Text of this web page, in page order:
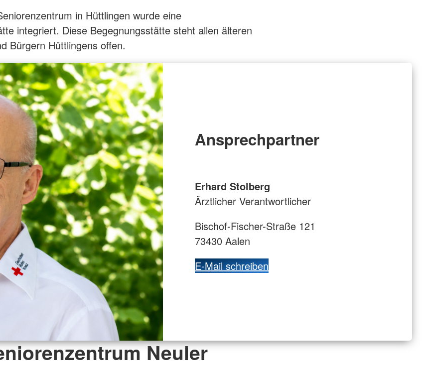
in Hüttlingen wurde eine
integriert. Diese Begegnungsstätte steht allen älteren
Bürgern Hüttlingens offen.
Ansprechpartner
Erhard Stolberg
Ärztlicher Verantwortlicher
Bischof-Fischer-Straße 121
73430 Aalen
E-Mail schreiben
Neuler